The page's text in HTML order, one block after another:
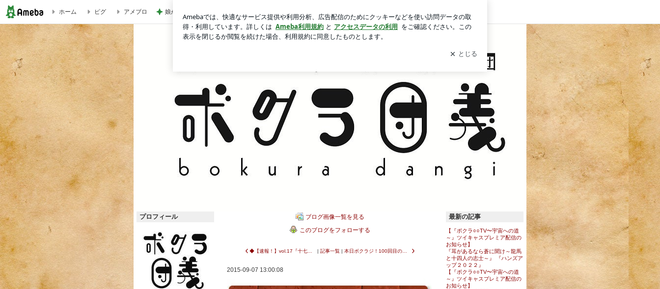
◆情報公開！！ボクラ団義本公演vol.17『十七人の侍』 | ボクラ団義公式ブログ
ホーム ピグ アメブロ 娘が小さい時に重宝したフック
プロフィール
ブログ画像一覧を見る
このブログをフォローする
| 記事一覧 |
2015-09-07 13:00:08
最新の記事
【『ボクラ○○TV〜宇宙への道
～』ツイキャスプレミア配信の
お知らせ】
『耳があるなら蒼に聞け～龍馬
と十四人の志士～』 『ハンズア
ップ２０２２』
【『ボクラ○○TV〜宇宙への道
～』ツイキャスプレミア配信の
お知らせ】